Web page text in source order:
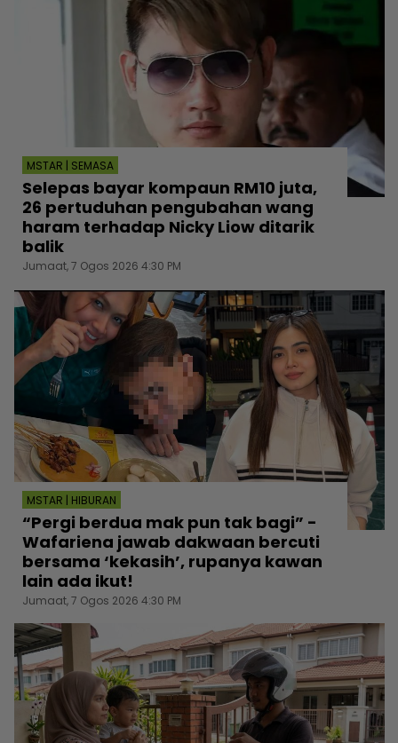
MSTAR | SEMASA
Selepas bayar kompaun RM10 juta,
26 pertuduhan pengubahan wang
haram terhadap Nicky Liow ditarik
balik
Jumaat, 7 Ogos 2026 4:30 PM
MSTAR | HIBURAN
“Pergi berdua mak pun tak bagi” -
Wafariena jawab dakwaan bercuti
bersama ‘kekasih’, rupanya kawan
lain ada ikut!
Jumaat, 7 Ogos 2026 4:30 PM